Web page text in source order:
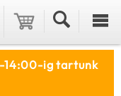
14:00-ig tartunk